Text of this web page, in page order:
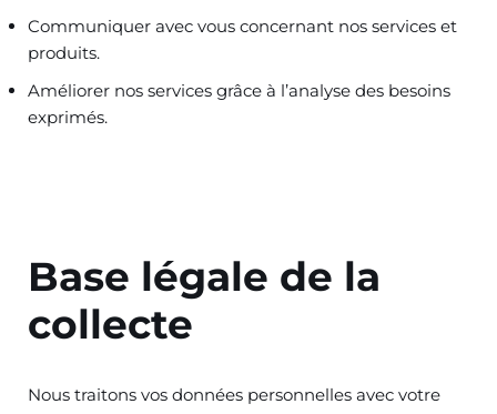
Communiquer avec vous concernant nos services et
produits.
Améliorer nos services grâce à l’analyse des besoins
exprimés.
Base légale de la
collecte
Nous traitons vos données personnelles avec votre